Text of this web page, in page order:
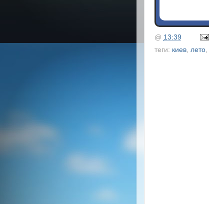
@ 13:39
теги: киев, лето,